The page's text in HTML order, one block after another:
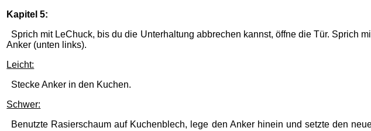
Kapitel 5:
Sprich mit LeChuck, bis du die Unterhaltung abbrechen kannst, öffne die Tür. Sprich
Anker (unten links).
Leicht:
Stecke Anker in den Kuchen.
Schwer:
Benutzte Rasierschaum auf Kuchenblech, lege den Anker hinein und setzte den